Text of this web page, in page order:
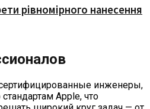
рівномірного нанесення
инженеры,
Apple, что